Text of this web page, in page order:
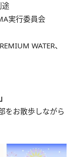
途
実行委員会
WATER、
をお散歩しながら